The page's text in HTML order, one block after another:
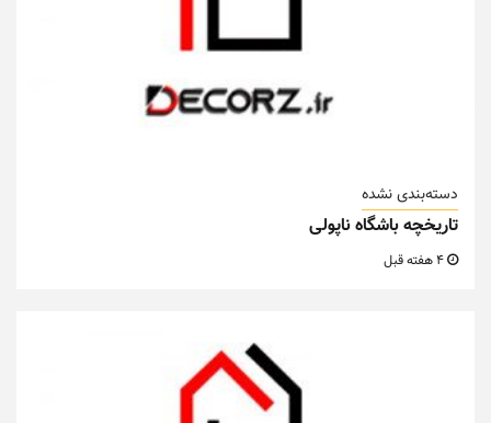
دسته‌بندی نشده
تاریخچه باشگاه ناپولی